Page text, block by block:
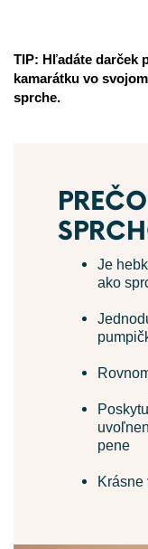
TIP: Hľadáte darček
kamarátku vo
sprche.
Je
ako
pene
Krásne